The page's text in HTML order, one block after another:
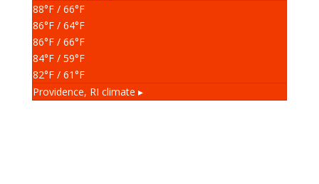
88°F/ 66°F
86°F/ 64°F
86°F/ 66°F
84°F/ 59°F
82°F/ 61°F
Providence, RI climate ▸